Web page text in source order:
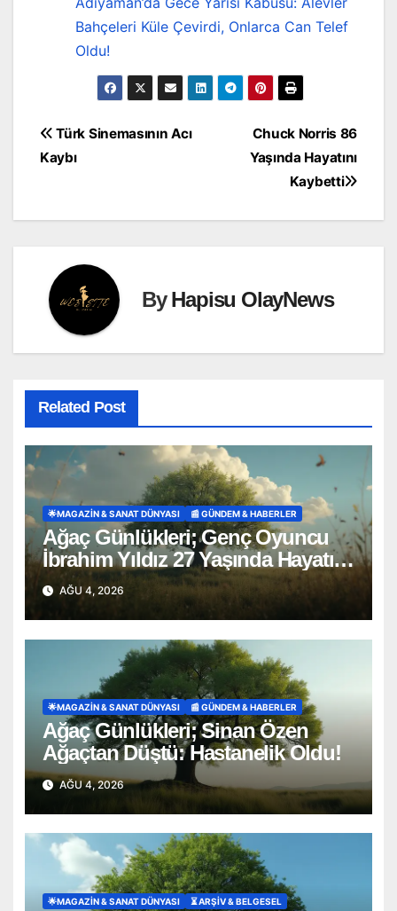
Bahçeleri Küle Çevirdi, Onlarca Can Telef
Oldu!
Yazı
gezinmesi
Chuck Norris 86
Yaşında Hayatını
Kaybetti
Türk Sinemasının Acı
Kaybı
ByHapisu OlayNews
Related Post
🌟MAGAZIN & SANAT DÜNYASI 📰 GÜNDEM & HABERLER
Ağaç Günlükleri; Genç Oyuncu
İbrahim Yıldız 27 Yaşında Hayatını
Kaybetti
AĞU 4, 2026
🌟MAGAZIN & SANAT DÜNYASI 📰 GÜNDEM & HABERLER
Ağaç Günlükleri; Sinan Özen
Ağaçtan Düştü: Hastanelik Oldu!
AĞU 4, 2026
🌟MAGAZIN & SANAT DÜNYASI ⏳ ARŞİV & BELGESEL